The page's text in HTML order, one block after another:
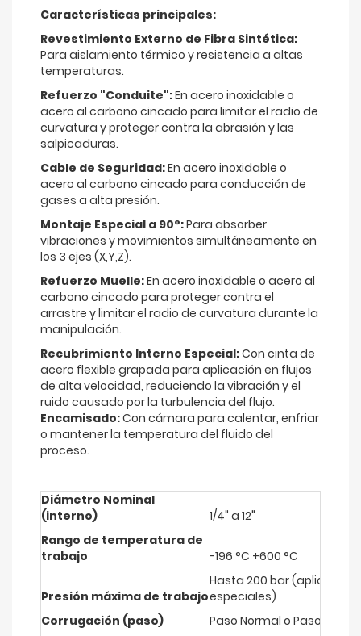
Características principales:
Revestimiento Externo de Fibra Sintética:
Para aislamiento térmico y resistencia a altas
temperaturas.
Refuerzo "Conduite":En acero inoxidable o
acero al carbono cincado para limitar el radio de
curvatura y proteger contra la abrasión y las
salpicaduras.
Cable de Seguridad:En acero inoxidable o
acero al carbono cincado para conducción de
gases a alta presión.
Montaje Especial a 90°:Para absorber
vibraciones y movimientos simultáneamente en
los 3 ejes (X,Y,Z).
Refuerzo Muelle:En acero inoxidable o acero al
carbono cincado para proteger contra el
arrastre y limitar el radio de curvatura durante la
manipulación.
Recubrimiento Interno Especial:Con cinta de
acero flexible grapada para aplicación en flujos
de alta velocidad, reduciendo la vibración y el
ruido causado por la turbulencia del flujo.
Encamisado:Con cámara para calentar, enfriar
o mantener la temperatura del fluido del
proceso.
Diámetro Nominal
(interno)
1/4" a 12"
Rango de temperatura de
trabajo
-196 °C +600 °C
Presión máxima de trabajo
Hasta 200 bar
especiales)
Corrugación (paso)
Paso Normal o Paso